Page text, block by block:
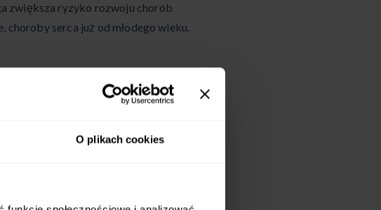
O plikach cookies
zwiększa ryzyko rozwoju chorób
choroby serca już od młodego wieku.
energii i wszystkich